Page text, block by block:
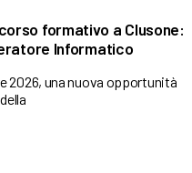
formativo a Clusone:
Informatico
2026, una nuova opportunità